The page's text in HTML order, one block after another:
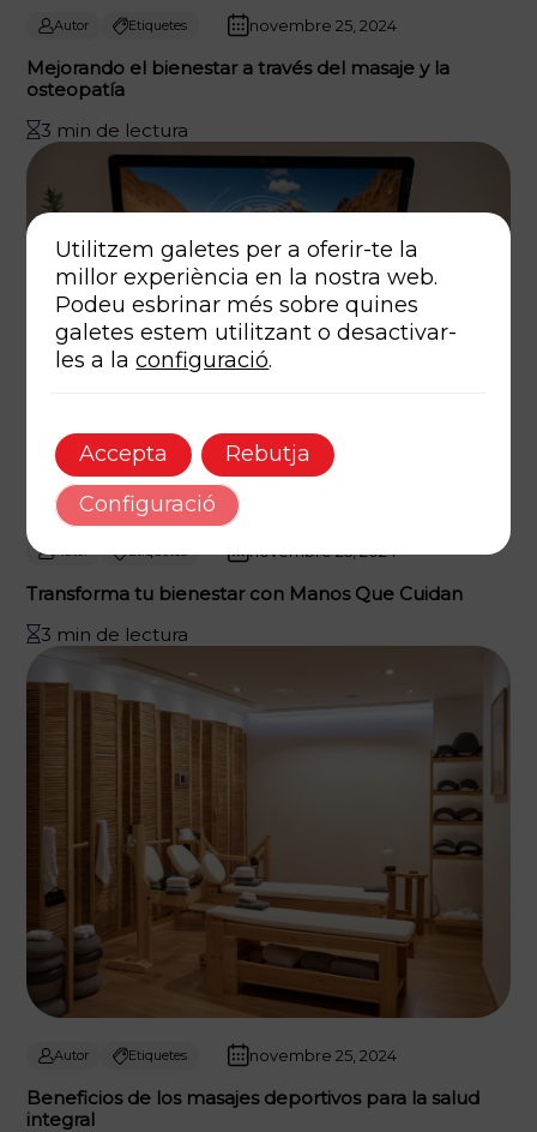
Autor Etiquetes novembre 25, 2024
Mejorando el bienestar a través del masaje y la
osteopatía
3 min de lectura
Autor Etiquetes novembre 25, 2024
Transforma tu bienestar con Manos Que Cuidan
3 min de lectura
Autor Etiquetes novembre 25, 2024
Beneficios de los masajes deportivos para la salud
integral
Utilitzem galetes per a oferir-te la
millor experiència en la nostra web.
Podeu esbrinar més sobre quines
galetes estem utilitzant o desactivar-
les a laconfiguració.
Accepta
Rebutja
Configuració